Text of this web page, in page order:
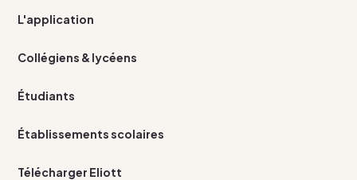
L'application
Collégiens & lycéens
Étudiants
Établissements scolaires
Télécharger Eliott